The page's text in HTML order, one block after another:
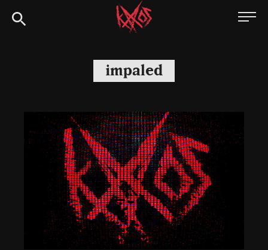
Siirry
suoraan
Kaaoszine
impaled